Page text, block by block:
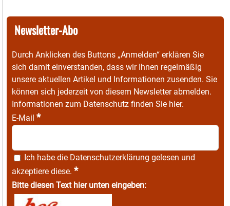
Newsletter-Abo
Durch Anklicken des Buttons „Anmelden“ erklären Sie
sich damit einverstanden, dass wir Ihnen regelmäßig
unsere aktuellen Artikel und Informationen zusenden. Sie
können sich jederzeit von diesem Newsletter abmelden.
Informationen zum Datenschutz finden Sie hier.
E-Mail *
Ich habe die Datenschutzerklärung gelesen und
akzeptiere diese. *
Bitte diesen Text hier unten eingeben: